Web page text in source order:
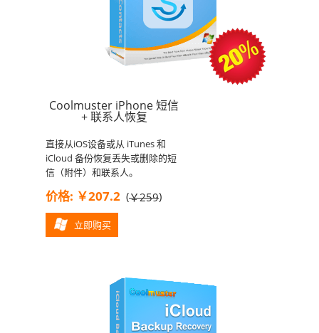
Coolmuster iPhone 短信
+ 联系人恢复
直接从iOS设备或从 iTunes 和
iCloud 备份恢复丢失或删除的短
信（附件）和联系人。
价格: ￥207.2 (￥259)
立即购买